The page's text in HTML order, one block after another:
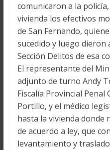
comunicaron a la
vivienda los efectivos
de San Fernando,
sucedido y luego dieron
Sección Delitos de esa
El representante del
adjunto de turno Andy
Fiscalía Provincial
Portillo, y el médico
hasta la vivienda donde
de acuerdo a ley, que
levantamiento y